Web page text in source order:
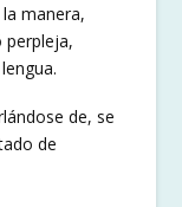
manera,
perpleja,
de, se
de